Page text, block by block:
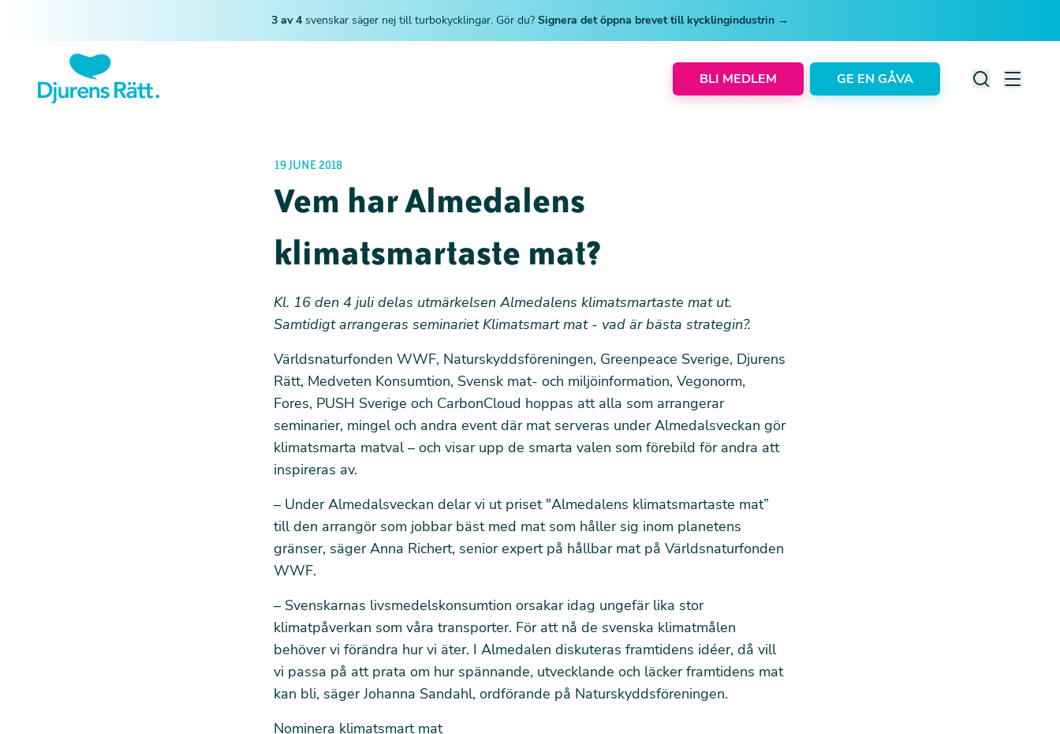
3 av 4 svenskar säger nej till turbokycklingar. Gör du? Signera det öppna brevet till kycklingindustrin →
BLI MEDLEM GE EN GÅVA
19 JUNE 2018
Vem har Almedalens
klimatsmartaste mat?
Kl. 16 den 4 julidelas utmärkelsen Almedalens klimatsmartaste mat ut.
Samtidigtarrangeras seminariet Klimatsmart mat - vad är bästa strategin?.
Världsnaturfonden WWF, Naturskyddsföreningen, Greenpeace Sverige, Djurens
Rätt, Medveten Konsumtion, Svensk mat- och miljöinformation, Vegonorm,
Fores, PUSH Sverige och CarbonCloud hoppas att alla som arrangerar
seminarier, mingel och andra event där mat serveras under Almedalsveckan gör
klimatsmarta matval – och visar upp de smarta valen som förebild för andra att
inspireras av.
– Under Almedalsveckan delar vi ut priset "Almedalens klimatsmartaste mat”
till den arrangör som jobbar bäst med mat som håller sig inom planetens
gränser, säger Anna Richert, senior expert på hållbar mat på Världsnaturfonden
WWF.
– Svenskarnas livsmedelskonsumtion orsakar idag ungefär lika stor
klimatpåverkan som våra transporter. För att nå de svenska klimatmålen
behöver vi förändra hur vi äter. I Almedalen diskuteras framtidens idéer, då vill
vi passa på att prata om hur spännande, utvecklande och läcker framtidens mat
kan bli, säger Johanna Sandahl, ordförande på Naturskyddsföreningen.
Nominera klimatsmart mat